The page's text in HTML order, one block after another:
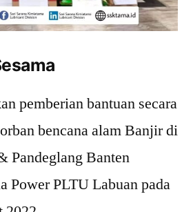
pemberian bantuan secara
bencana alam Banjir di
Pandeglang Banten
Power PLTU Labuan pada